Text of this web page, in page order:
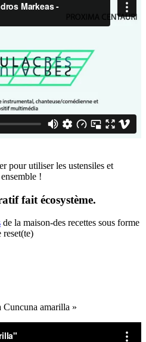
pour utiliser les ustensiles et
!
fait écosystème.
de la maison-des recettes sous forme
reset(te)
Cuncuna amarilla »